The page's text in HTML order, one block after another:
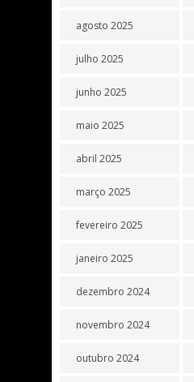
agosto 2025
julho 2025
junho 2025
maio 2025
abril 2025
março 2025
fevereiro 2025
janeiro 2025
dezembro 2024
novembro 2024
outubro 2024